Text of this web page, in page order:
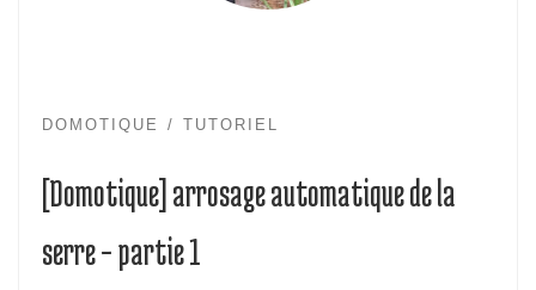
DOMOTIQUE TUTORIEL
[Domotique] arrosage automatique de la
serre – partie 1